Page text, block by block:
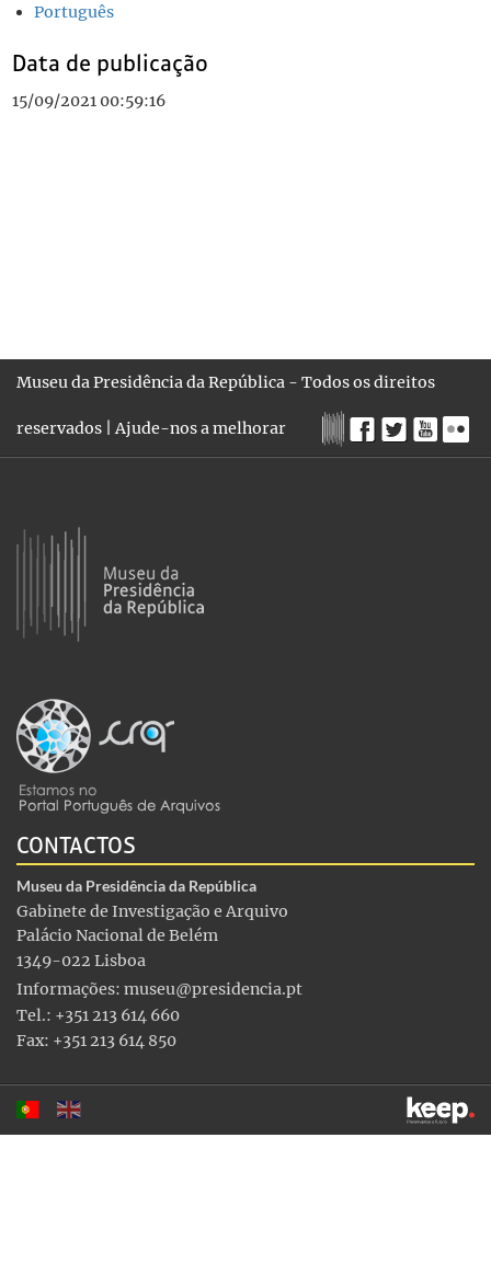
Português
Data de publicação
15/09/2021 00:59:16
Museu da Presidência da República - Todos os direitos
reservados |Ajude-nos a melhorar
CONTACTOS
Museu da Presidência da República
Gabinete de Investigação e Arquivo
Palácio Nacional de Belém
1349-022 Lisboa
Informações: museu@presidencia.pt
Tel.: +351 213 614 660
Fax: +351 213 614 850